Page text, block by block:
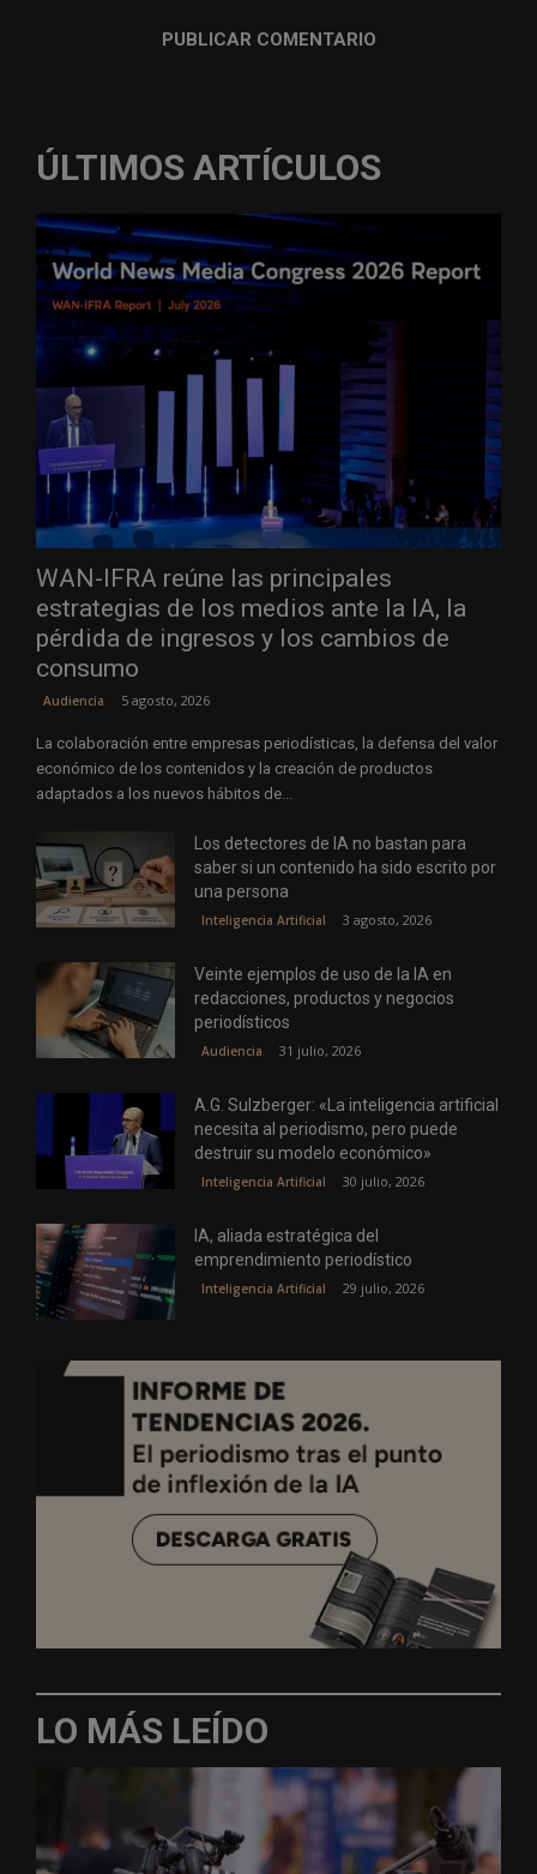
ÚLTIMOS ARTÍCULOS
WAN-IFRA reúne las principales
estrategias de los medios ante la IA, la
pérdida de ingresos y los cambios de
consumo
Audiencia 5 agosto, 2026
La colaboración entre empresas periodísticas, la defensa del valor
económico de los contenidos y la creación de productos
adaptados a los nuevos hábitos de...
Los detectores de IA no bastan para
saber si un contenido ha sido escrito por
una persona
Inteligencia Artificial 3 agosto, 2026
Veinte ejemplos de uso de la IA en
redacciones, productos y negocios
periodísticos
Audiencia 31 julio, 2026
A.G. Sulzberger: «La inteligencia artificial
necesita al periodismo, pero puede
destruir su modelo económico»
Inteligencia Artificial 30 julio, 2026
IA, aliada estratégica del
emprendimiento periodístico
Inteligencia Artificial 29 julio, 2026
LO MÁS LEÍDO